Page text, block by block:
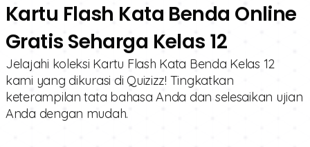
Kartu Flash Kata Benda Online
Gratis Seharga Kelas 12
Jelajahi koleksi Kartu Flash Kata Benda Kelas 12
kami yang dikurasi di Quizizz! Tingkatkan
keterampilan tata bahasa Anda dan selesaikan ujian
Anda dengan mudah.